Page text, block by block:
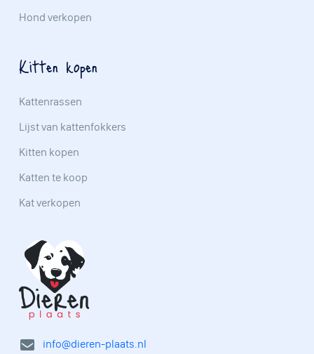
info@dieren-plaats.nl
Hond verkopen
Kitten kopen
Kattenrassen
Lijst van kattenfokkers
Kitten kopen
Katten te koop
Kat verkopen